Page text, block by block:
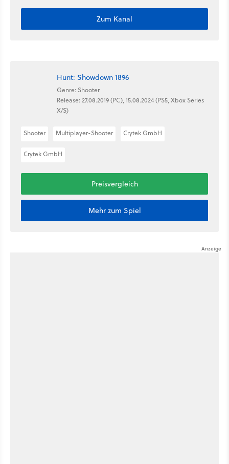
Zum Kanal
Hunt: Showdown 1896
Genre: Shooter
Release: 27.08.2019 (PC), 15.08.2024 (PS5, Xbox Series
X/S)
Shooter Multiplayer-Shooter Crytek GmbH
Crytek GmbH
Preisvergleich
Mehr zum Spiel